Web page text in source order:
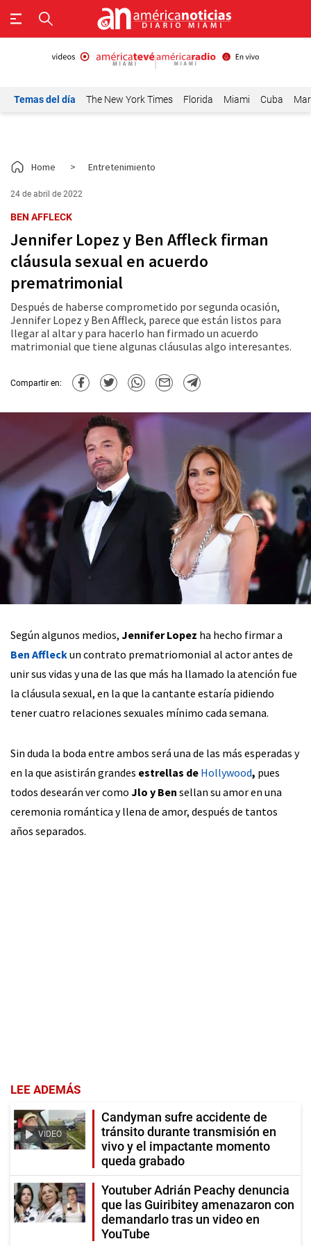
Temas del día The New York Times Florida Miami Cuba
Home > Entretenimiento
24 de abril de 2022
BEN AFFLECK
Jennifer Lopez y Ben Affleck firman
cláusula sexual en acuerdo
prematrimonial
Después de haberse comprometido por segunda ocasión,
Jennifer Lopez y Ben Affleck, parece que están listos para
llegar al altar y para hacerlo han firmado un acuerdo
matrimonial que tiene algunas cláusulas algo interesantes.
Compartir en:
Según algunos medios, Jennifer Lopez ha hecho firmar a
Ben Affleckun contrato prematriomonial al actor antes de
unir sus vidas y una de las que más ha llamado la atención fue
la cláusula sexual, en la que la cantante estaría pidiendo
tener cuatro relaciones sexuales mínimo cada semana.
Sin duda la boda entre ambos será una de las más esperadas y
en la que asistirán grandes estrellas de Hollywood, pues
todos desearán ver como Jlo y Ben sellan su amor en una
ceremonia romántica y llena de amor, después de tantos
años separados.
LEE ADEMÁS
VIDEO
Candyman sufre accidente de
tránsito durante transmisión en
vivo y el impactante momento
queda grabado
Youtuber Adrián Peachy denuncia
que las Guiribitey amenazaron con
demandarlo tras un video en
YouTube